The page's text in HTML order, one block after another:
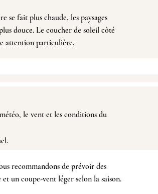
se fait plus chaude, les paysages
douce. Le coucher de soleil côté
attention particulière.
le vent et les conditions du
recommandons de prévoir des
un coupe-vent léger selon la saison.​